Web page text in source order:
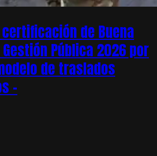
de Buena
Pública 2026 por
de traslados
–